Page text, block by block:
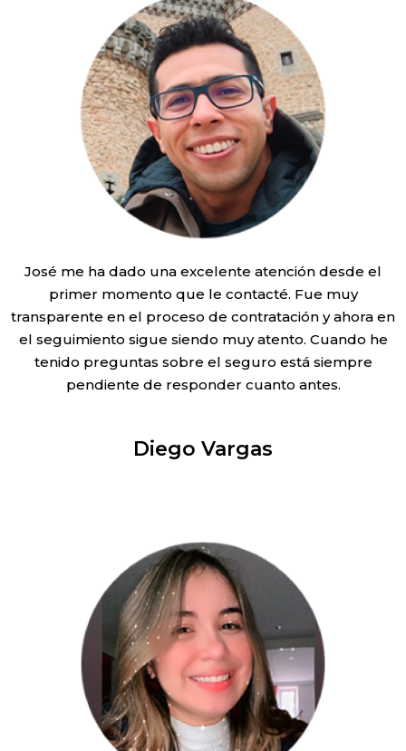
José me ha dado una excelente atención desde el
primer momento que le contacté. Fue muy
transparente en el proceso de contratación y ahora en
el seguimiento sigue siendo muy atento. Cuando he
tenido preguntas sobre el seguro está siempre
pendiente de responder cuanto antes.
Diego Vargas